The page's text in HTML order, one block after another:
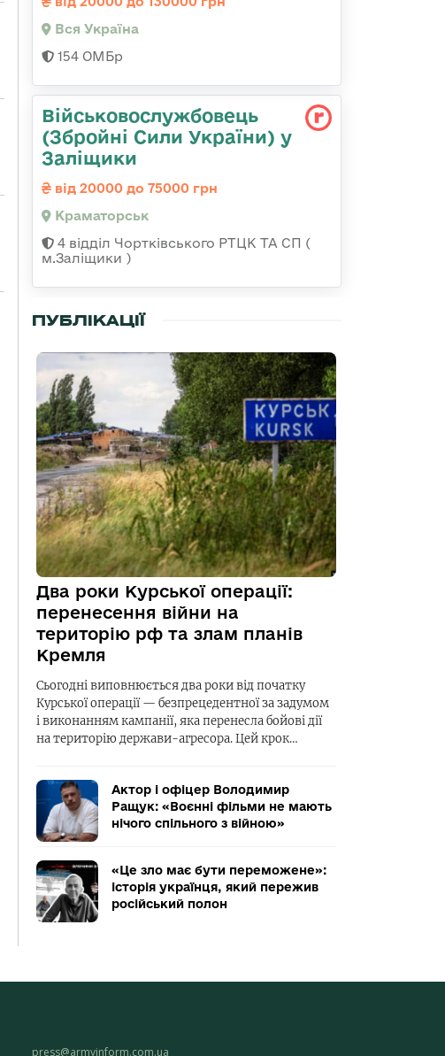
Вся Україна
154 ОМБр
Військовослужбовець
(Збройні Сили України) у
Заліщики
від 20000 до 75000 грн
Краматорськ
4 відділ Чортківського РТЦК ТА СП (
м.Заліщики )
ПУБЛІКАЦІЇ
Два роки Курської операції:
перенесення війни на
територію рф та злам планів
Кремля
Сьогодні виповнюється два роки від початку
Курської операції — безпрецедентної за задумом
і виконанням кампанії, яка перенесла бойові дії
на територію держави-агресора. Цей крок…
Актор і офіцер Володимир
Ращук: «Воєнні фільми не мають
нічого спільного з війною»
«Це зло має бути переможене»:
історія українця, який пережив
російський полон
press@armyinform.com.ua